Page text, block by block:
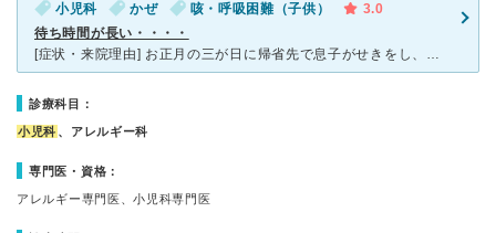
小児科 かぜ 咳・呼吸困難（子供）
3.0
待ち時間が長い・・・・
[症状・来院理由] お正月の三が日に帰省先で息子がせきをし、ひどいので急きょ休日当番医であるこちらの病院をインターネットで調べました。 せきが明け方にひどく、苦しそうでした。熱はありませんでした。
診療科目：
小児科 、アレルギー科
専門医・資格：
アレルギー専門医、小児科専門医